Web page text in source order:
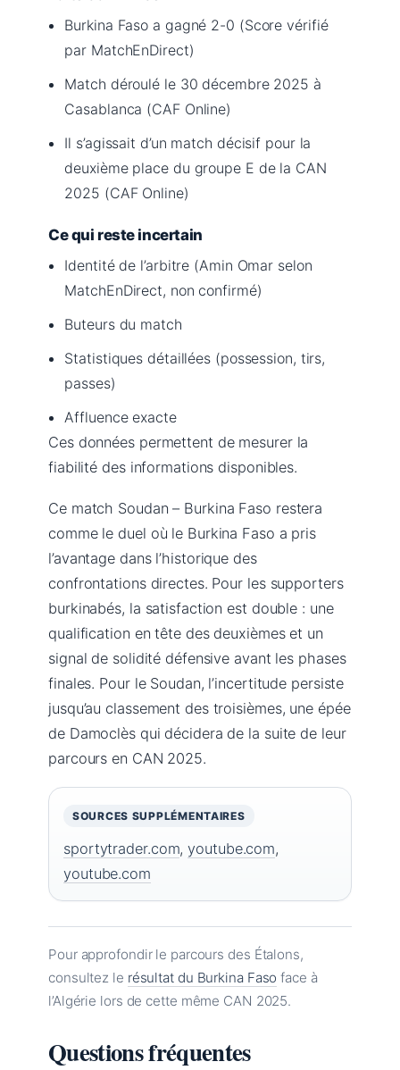
Burkina Faso a gagné 2-0 (Score vérifié
par MatchEnDirect)
Match déroulé le 30 décembre 2025 à
Casablanca (CAF Online)
Il s’agissait d’un match décisif pour la
deuxième place du groupe E de la CAN
2025 (CAF Online)
Ce qui reste incertain
Identité de l’arbitre (Amin Omar selon
MatchEnDirect, non confirmé)
Buteurs du match
Statistiques détaillées (possession, tirs,
passes)
Affluence exacte
Ces données permettent de mesurer la
fiabilité des informations disponibles.
Ce match Soudan – Burkina Faso restera
comme le duel où le Burkina Faso a pris
l’avantage dans l’historique des
confrontations directes. Pour les supporters
burkinabés, la satisfaction est double : une
qualification en tête des deuxièmes et un
signal de solidité défensive avant les phases
finales. Pour le Soudan, l’incertitude persiste
jusqu’au classement des troisièmes, une épée
de Damoclès qui décidera de la suite de leur
parcours en CAN 2025.
SOURCES SUPPLÉMENTAIRES
sportytrader.com,youtube.com,
youtube.com
Pour approfondir le parcours des Étalons,
consultez le résultat du Burkina Faso face à
l’Algérie lors de cette même CAN 2025.
Questions fréquentes